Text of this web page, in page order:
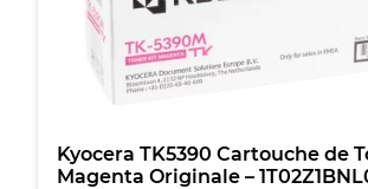
Kyocera TK5390 Cartouche de
Magenta Originale –